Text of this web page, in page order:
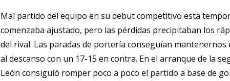
Mal partido del equipo en su debut competitivo esta
comenzaba ajustado, pero las pérdidas precipitaban los
del rival. Las paradas de portería conseguían
al descanso con un 17-15 en contra. En el arranque de la
León consiguió romper poco a poco el partido a base de